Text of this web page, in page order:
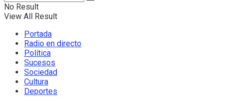
No Result
View All Result
Portada
Radio en directo
Política
Sucesos
Sociedad
Cultura
Deportes